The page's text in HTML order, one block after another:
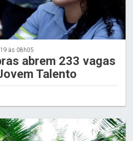
às 08h05
abrem 233 vagas
Talento